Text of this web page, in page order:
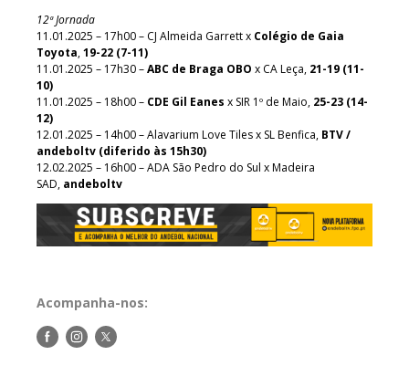
12ª Jornada
11.01.2025 – 17h00 – CJ Almeida Garrett x Colégio de Gaia
Toyota,19-22 (7-11)
11.01.2025 – 17h30 –ABC de Braga OBO x CA Leça, 21-19 (11-
10)
11.01.2025 – 18h00 – CDE Gil Eanes x SIR 1º de Maio, 25-23 (14-
12)
12.01.2025 – 14h00 – Alavarium Love Tiles x SL Benfica, BTV /
andeboltv (diferido às 15h30)
12.02.2025 – 16h00 – ADA São Pedro do Sul x Madeira
SAD, andeboltv
Acompanha-nos:
Siga-Siga-Siga-